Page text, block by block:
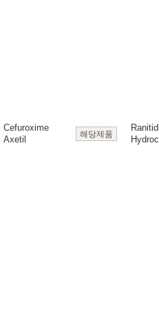
Cefuroxime
Axetil
해당제품